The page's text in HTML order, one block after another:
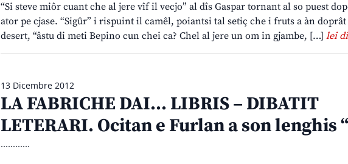
“Si steve miôr cuant che al jere vîf il vecjo” al dîs Gaspar tornant al so puest
ator pe cjase. “Sigûr” i rispuint il camêl, poiantsi tal setiç che i fruts a àn
desert, “âstu di meti Bepino cun chei ca? Chel al jere un om in gjambe, […] lei
13 Dicembre 2012
LA FABRICHE DAI… LIBRIS – DIBATIT
LETERARI. Ocitan e Furlan a son lenghis
............